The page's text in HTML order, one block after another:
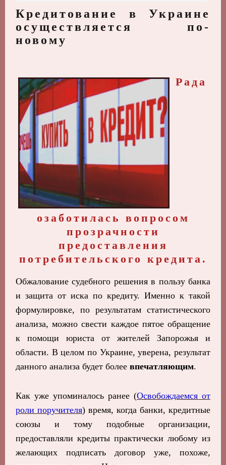
Кредитование в Украине
осуществляется по-
новому
Рада
озаботилась вопросом
прозрачности
предоставления
потребительского кредита.
Обжалование судебного решения в пользу банка
и защита от иска по кредиту. Именно к такой
формулировке, по результатам статистического
анализа, можно свести каждое пятое обращение
к помощи юриста от жителей Запорожья и
области. В целом по Украине, уверена, результат
данного анализа будет более впечатляющим.
Как уже упоминалось ранее (Освобождаемся от
роли поручителя) время, когда банки, кредитные
союзы и тому подобные организации,
предоставляли кредиты практически любому из
желающих подписать договор уже, похоже,